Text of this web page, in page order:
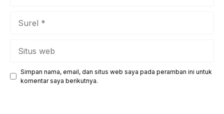
Simpan nama, email, dan situs web saya pada peramban ini untuk
komentar saya berikutnya.